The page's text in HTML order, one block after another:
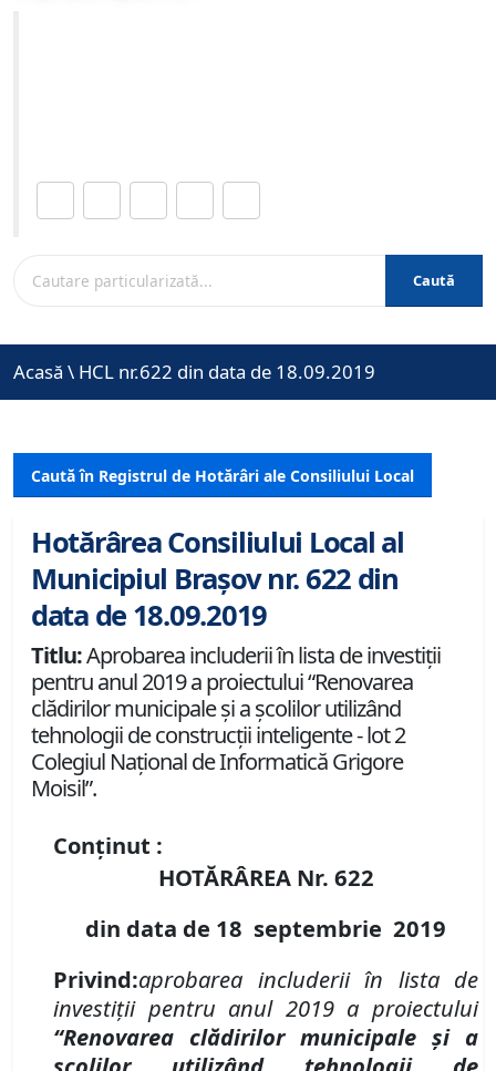
Caută
Acasă \ HCL nr.622 din data de 18.09.2019
Caută în Registrul de Hotărâri ale Consiliului Local
Hotărârea Consiliului Local al
Municipiul Brașov nr. 622 din
data de 18.09.2019
Titlu:Aprobarea includerii în lista de investiții
pentru anul 2019 a proiectului “Renovarea
clădirilor municipale şi a şcolilor utilizând
tehnologii de construcții inteligente - lot 2
Colegiul Național de Informatică Grigore
Moisil”.
Conținut :
HOTĂRÂREA Nr. 622
din data de 18 septembrie 2019
Privind:aprobarea includerii în lista de
investițiipentru anul 2019 a proiectului
“Renovarea clădirilor municipale şi a